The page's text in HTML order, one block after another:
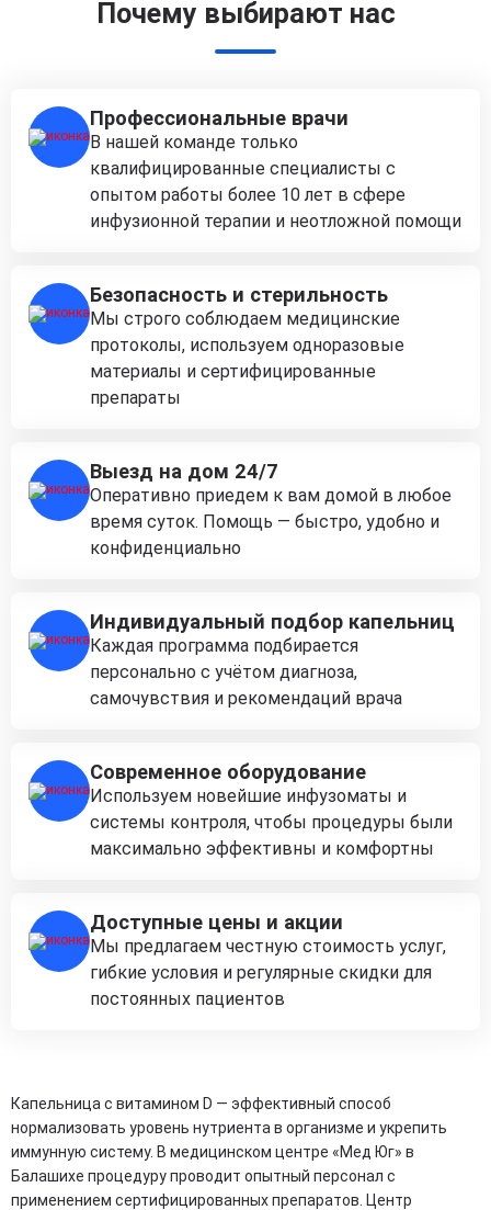
Почему выбирают нас
Профессиональные врачи
В нашей команде только
квалифицированные специалисты с
опытом работы более 10 лет в сфере
инфузионной терапии и неотложной помощи
Безопасность и стерильность
Мы строго соблюдаем медицинские
протоколы, используем одноразовые
материалы и сертифицированные
препараты
Выезд на дом 24/7
Оперативно приедем к вам домой в любое
время суток. Помощь — быстро, удобно и
конфиденциально
Индивидуальный подбор капельниц
Каждая программа подбирается
персонально с учётом диагноза,
самочувствия и рекомендаций врача
Современное оборудование
Используем новейшие инфузоматы и
системы контроля, чтобы процедуры были
максимально эффективны и комфортны
Доступные цены и акции
Мы предлагаем честную стоимость услуг,
гибкие условия и регулярные скидки для
постоянных пациентов
Капельница с витамином D — эффективный способ
нормализовать уровень нутриента в организме и укрепить
иммунную систему. В медицинском центре «Мед Юг» в
Балашихе процедуру проводит опытный персонал с
применением сертифицированных препаратов. Центр